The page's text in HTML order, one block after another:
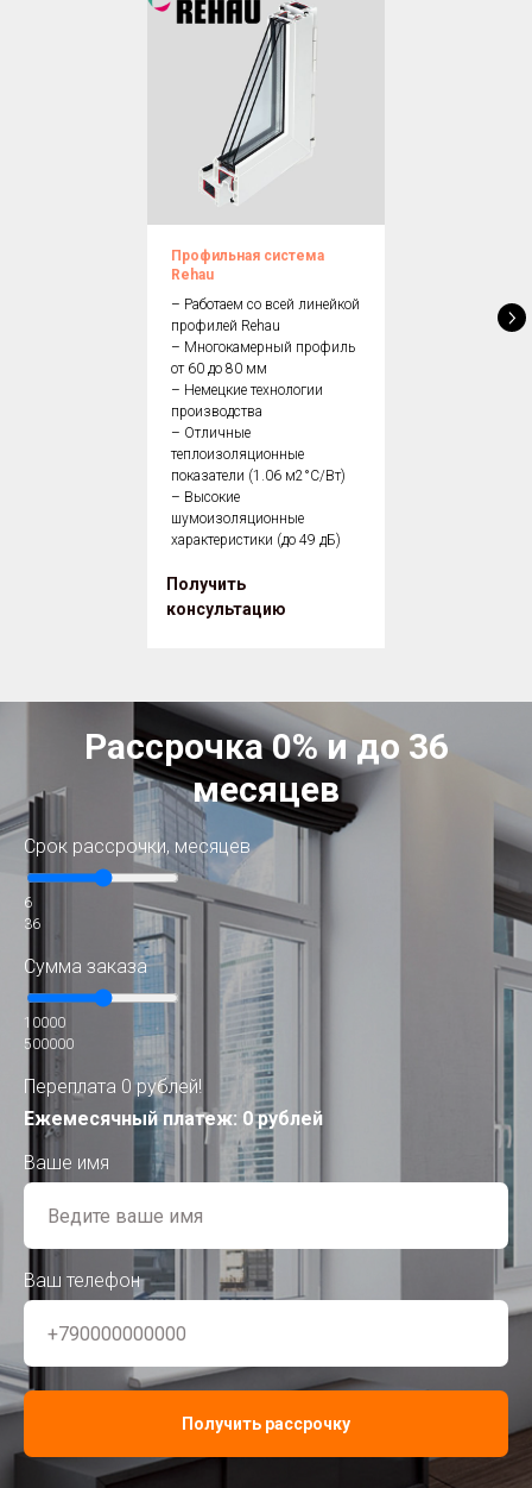
Профильная система
Rehau
– Работаем со всей линейкой
профилей Rehau
– Многокамерный профиль
от 60 до 80 мм
– Немецкие технологии
производства
– Отличные
теплоизоляционные
показатели (1.06 м2°С/Вт)
– Высокие
шумоизоляционные
характеристики (до 49 дБ)
Получить
консультацию
Рассрочка 0% и до 36
месяцев
Срок рассрочки, месяцев
6
36
Сумма заказа
10000
500000
Переплата 0 рублей!
Ежемесячный платеж: 0 рублей
Ваше имя
Ваш телефон
Получить рассрочку